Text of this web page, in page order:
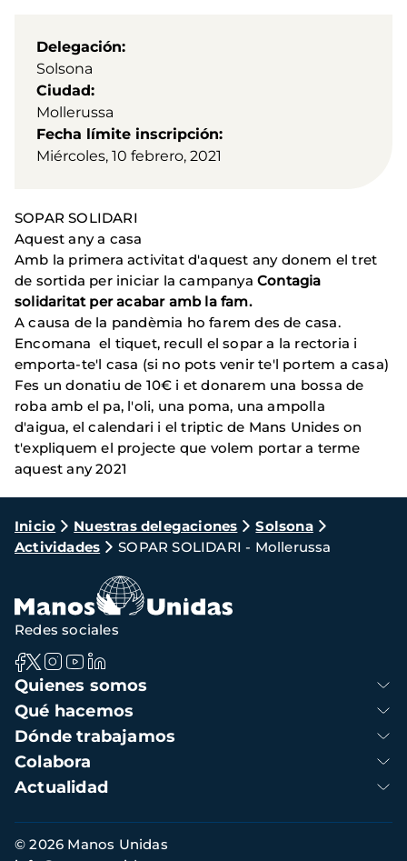
Delegación
Solsona
Ciudad
Mollerussa
Fecha límite inscripción
Miércoles, 10 febrero, 2021
SOPAR SOLIDARI
Aquest any a casa
Amb la primera activitat d'aquest any donem el tret
de sortida per iniciar la campanya Contagia
solidaritat per acabar amb la fam.
A causa de la pandèmia ho farem des de casa.
Encomana el tiquet, recull el sopar a la rectoria i
emporta-te'l casa (si no pots venir te'l portem a casa)
Fes un donatiu de 10€ i et donarem una bossa de
roba amb el pa, l'oli, una poma, una ampolla
d'aigua, el calendari i el triptic de Mans Unides on
t'expliquem el projecte que volem portar a terme
aquest any 2021
Ruta
de
navegación
Inicio Nuestras delegaciones
Solsona
Actividades
SOPAR SOLIDARI - Mollerussa
Navegación
principal
Quienes somos
Qué hacemos
Dónde trabajamos
Colabora
Actualidad
Redes sociales
Información
© 2026 Manos Unidas